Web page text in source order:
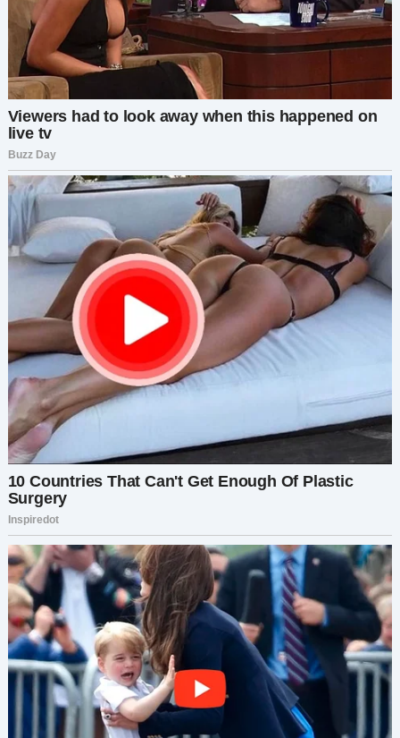
День мероприятия настал быстро. Я оделась
просто, смешавшись с другими родителями в
школьном актовом зале. Атмосфера была
праздничной — бегали ученики, болтали
родители, общались учителя. Людмила была
там, улыбалась, смеялась, пожимала руки
коллегам. Она и не подозревала, что вот-вот
произойдёт.
Когда директор вышел на сцену и представил
мероприятие, я заметила Свету у пульта
управления, которая незаметно мне кивнула.
Всё было готово.
«А сейчас мы услышим одну из наших самых
уважаемых учительниц, — объявил директор. —
Пожалуйста, поприветствуйте вашу любимую
учительницу, Людмилу Викторовну Романову».
Аплодисменты были оглушительными, когда
Людмила подошла к микрофону с уверенной
улыбкой на лице. Она начала свою речь, говоря
о важности образования, сообщества и
доброты. От этого лицемерия у меня закипела
кровь.
И тут это случилось.
Внезапно экран за её спиной замерцал, и зал
наполнил голос Людмилы — её настоящий
голос. «Слушай меня, Матвей. Он тебе не брат, и
никогда им не будет». Её резкие слова эхом
разнеслись по залу.